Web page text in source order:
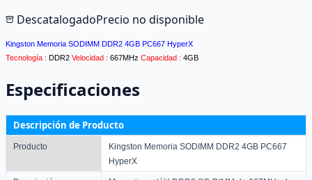
DescatalogadoPrecio no disponible
Kingston Memoria SODIMM DDR2 4GB PC667 HyperX
Tecnología : DDR2 Velocidad : 667MHz Capacidad : 4GB
Especificaciones
Descripción de Producto
Producto
Kingston Memoria SODIMM DDR2 4GB PC667
HyperX